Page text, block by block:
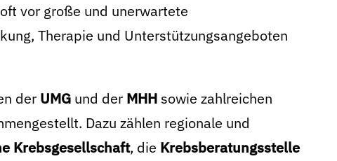
vor große und unerwartete
Therapie und Unterstützungsangeboten
der UMGund der MHHsowie zahlreichen
Dazu zählen regionale und
Krebsgesellschaft, die Krebsberatungsstelle